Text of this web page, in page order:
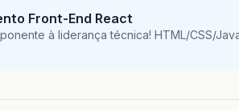
Front-End React
à liderança técnica! HTML/CSS/